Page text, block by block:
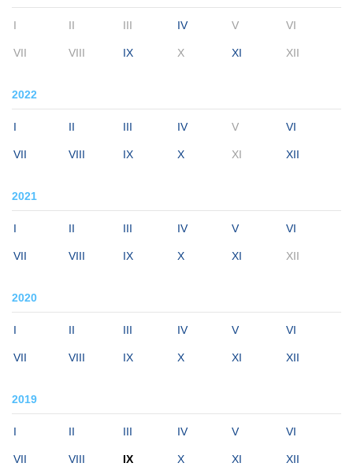
I II III IV V VI
VII VIII IX X XI XII
2022
I II III IV V VI
VII VIII IX X XI XII
2021
I II III IV V VI
VII VIII IX X XI XII
2020
I II III IV V VI
VII VIII IX X XI XII
2019
I II III IV V VI
VII VIII IX X XI XII